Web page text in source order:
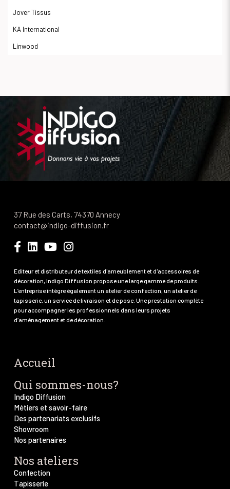
Jover Tissus
KA International
Linwood
37 Rue des Carts, 74370 Annecy
contact@indigo-diffusion.fr
Editeur et distributeur de textiles d'ameublement et d'accessoires de
décoration, Indigo Diffusion propose une large gamme de produits.
L’entreprise intègre également un atelier de confection, un atelier de
tapisserie, un service de livraison et de pose. Une prestation complète
pour accompagner les professionnels dans leurs projets
d’aménagement et de décoration.
Accueil
Qui sommes-nous?
Indigo Diffusion
Métiers et savoir-faire
Des partenariats exclusifs
Showroom
Nos partenaires
Nos ateliers
Confection
Tapisserie